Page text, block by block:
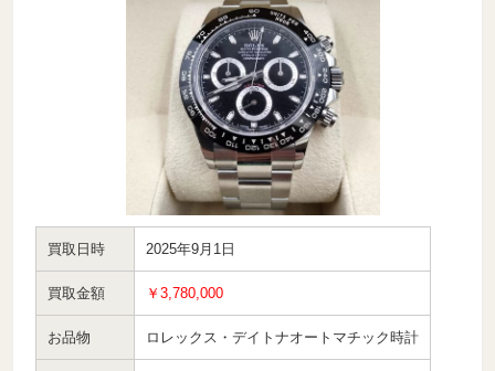
買取日時 2025年9月1日
買取金額 ￥3,780,000
お品物 ロレックス・デイトナオートマチック時計